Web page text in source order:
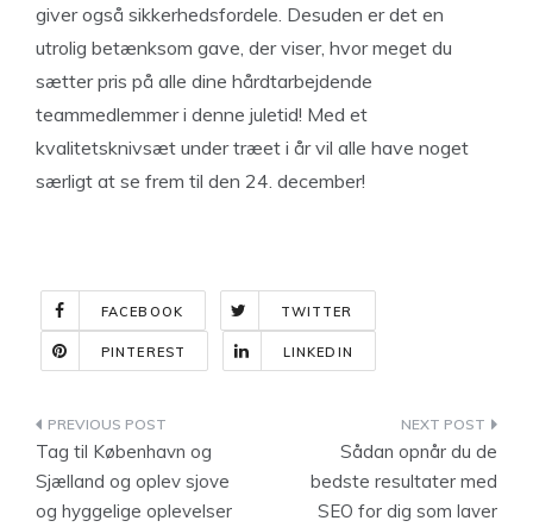
giver også sikkerhedsfordele. Desuden er det en
utrolig betænksom gave, der viser, hvor meget du
sætter pris på alle dine hårdtarbejdende
teammedlemmer i denne juletid! Med et
kvalitetsknivsæt under træet i år vil alle have noget
særligt at se frem til den 24. december!
FACEBOOK TWITTER
PINTEREST LINKEDIN
Indlægsnavigation
Tag til København og
Sjælland og oplev sjove
og hyggelige oplevelser
Sådan opnår du de
bedste resultater med
SEO for dig som laver